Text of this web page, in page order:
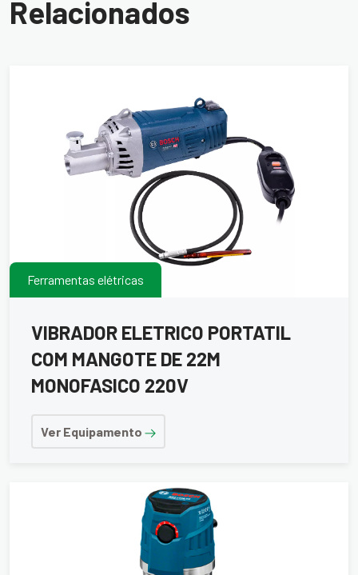
Relacionados
Ferramentas elétricas
VIBRADOR ELETRICO PORTATIL
COM MANGOTE DE 22M
MONOFASICO 220V
Ver Equipamento